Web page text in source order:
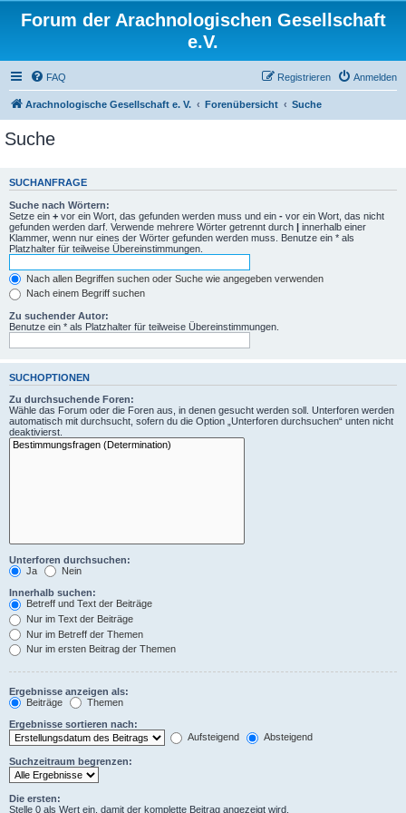
Forum der Arachnologischen Gesellschaft
e.V.
FAQ Anmelden
Registrieren
Arachnologische Gesellschaft e. V. Forenübersicht Suche
Suche
SUCHANFRAGE
Suche nach Wörtern:
Setze ein + vor ein Wort, das gefunden werden muss und ein - vor ein Wort, das nicht
gefunden werden darf. Verwende mehrere Wörter getrennt durch | innerhalb einer
Klammer, wenn nur eines der Wörter gefunden werden muss. Benutze ein * als
Platzhalter für teilweise Übereinstimmungen.
Nach allen Begriffen suchen oder Suche wie angegeben verwenden
Nach einem Begriff suchen
Zu suchender Autor:
Benutze ein * als Platzhalter für teilweise Übereinstimmungen.
SUCHOPTIONEN
Zu durchsuchende Foren:
Wähle das Forum oder die Foren aus, in denen gesucht werden soll. Unterforen werden
automatisch mit durchsucht, sofern du die Option „Unterforen durchsuchen“ unten nicht
deaktivierst.
Unterforen durchsuchen:
Ja
Nein
Innerhalb suchen:
Betreff und Text der Beiträge
Nur im Text der Beiträge
Nur im Betreff der Themen
Nur im ersten Beitrag der Themen
Ergebnisse anzeigen als:
Beiträge
Themen
Ergebnisse sortieren nach:
Aufsteigend
Absteigend
Suchzeitraum begrenzen:
Die ersten:
Stelle 0 als Wert ein, damit der komplette Beitrag angezeigt wird.